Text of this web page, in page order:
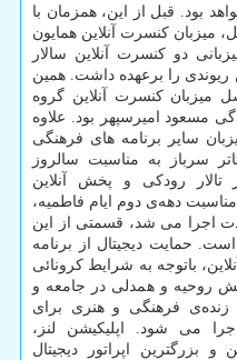
بود. قبل از این، همزمان با
میزبان کنسرت آنلاین همایون
دو کنسرت آنلاین سالار
را برعهده داشت. همین
میزبان کنسرت آنلاین گروه
مسعود امیرسپهر بود. علاوه
سایر برنامه های فرهنگی
سرباز به مناسبت سالروز
رودکی و پخش آنلاین
دهه‌ی دوم ایام فاطمیه،
اجرا می شد، قسمتی از این
حمایت دیجیتال از برنامه
باتوجه به شرایط کرونائی
روحیه و همدلی در جامعه و
زنده‌ی فرهنگی و هنری برای
می شود. اپلیکیشن لنز،
و بزرگترین اپراتور دیجیتال